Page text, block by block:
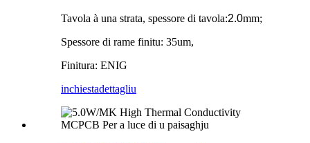
Tavola à una strata, spessore di tavola:2.0mm;
Spessore di rame finitu: 35um,
Finitura: ENIG
inchiestadettagliu